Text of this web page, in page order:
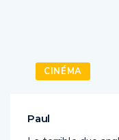
CINÉMA
Paul